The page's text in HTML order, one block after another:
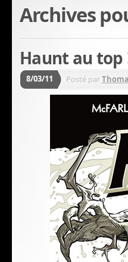
Archives
Haunt au top
8/03/11 Posté par